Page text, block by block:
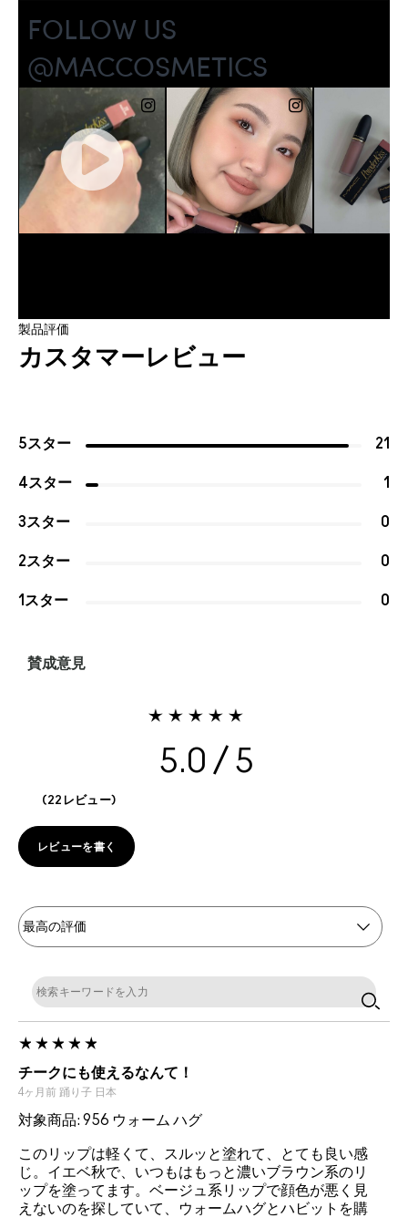
製品評価
カスタマーレビュー
5スター 21
4スター 1
3スター 0
2スター 0
1スター 0
賛成意見
5.0
22レビュー
レビューを書く
チークにも使えるなんて！
4ヶ月前 踊り子 日本
対象商品: 956 ウォーム ハグ
このリップは軽くて、スルッと塗れて、とても良い感
じ。イエベ秋で、いつもはもっと濃いブラウン系のリ
ップを塗ってます。ベージュ系リップで顔色が悪く見
えないのを探していて、ウォームハグとハビットを購